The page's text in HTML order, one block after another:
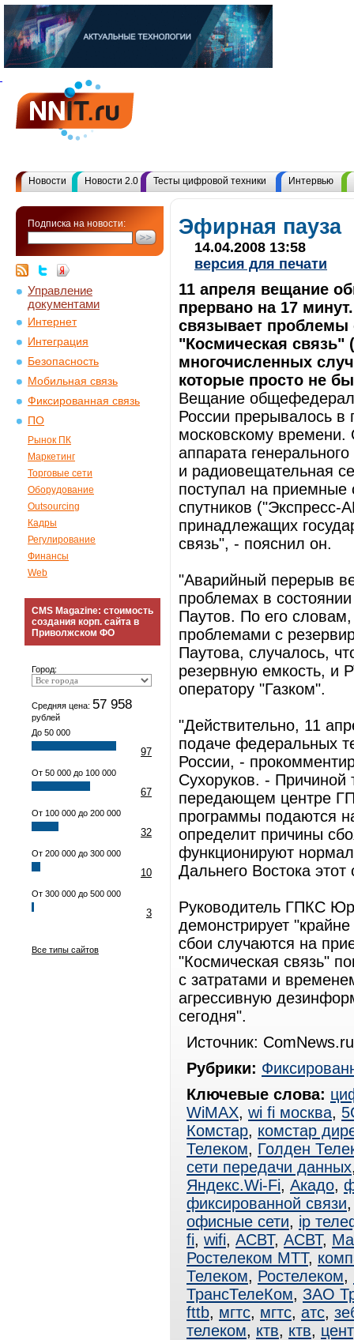
Новости Новости 2.0 Тесты цифровой техники Интервью
Подписка на новости:
Управление
документами
Интернет
Интеграция
Безопасность
Мобильная связь
Фиксированная связь
ПО
Рынок ПК
Маркетинг
Торговые сети
Оборудование
Outsourcing
Кадры
Регулирование
Финансы
Web
CMS Magazine: стоимость
создания корп. сайта в
Приволжском ФО
Город:
Средняя цена: 57 958
рублей
До 50 000
97
От 50 000 до 100 000
67
От 100 000 до 200 000
32
От 200 000 до 300 000
10
От 300 000 до 500 000
3
Все типы сайтов
Эфирная пауза
14.04.2008 13:58
версия для печати
11 апреля вещание
прервано на 17
связывает проблемы
"Космическая
многочисленных
которые просто не
Вещание
России прерывалось в
московскому времени.
аппарата
и радиовещательная
поступал на приемные
спутников
принадлежащих
связь", - пояснил он.
"Аварийный перерыв
проблемах в
Паутов. По его
проблемами с
Паутова, случалось,
резервную емкость, и
оператору "Газком".
"Действительно, 11
подаче федеральных
России, -
Сухоруков. - Причиной
передающем центре
программы подаются
определит причины
функционируют
Дальнего Востока этот
Руководитель ГПКС
демонстрирует
сбои случаются на
"Космическая связь"
с затратами и
агрессивную
сегодня".
Источник:
Рубрики:
Ключевые слова:
WiMAX, wi fi москва,
Комстар, комстар
Телеком, Голден
сети передачи данных
Яндекс.Wi-Fi, Акадо,
фиксированной связи
офисные сети, ip
fi, wifi, АСВТ, АСВТ,
Ростелеком МТТ,
Телеком, Ростелеком,
ТрансТелеКом, ЗАО
fttb, мгтс, мгтс, атс,
телеком, ктв, ктв,